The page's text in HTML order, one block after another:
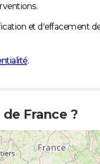
et d'effacement
.
France ?